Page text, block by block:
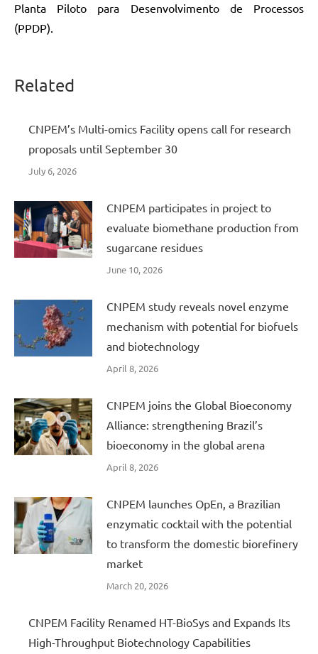
Planta Piloto para Desenvolvimento de Processos
(PPDP).
Related
CNPEM’s Multi-omics Facility opens call for research
proposals until September 30
July 6, 2026
CNPEM participates in project to
evaluate biomethane production from
sugarcane residues
June 10, 2026
CNPEM study reveals novel enzyme
mechanism with potential for biofuels
and biotechnology
April 8, 2026
CNPEM joins the Global Bioeconomy
Alliance: strengthening Brazil’s
bioeconomy in the global arena
April 8, 2026
CNPEM launches OpEn, a Brazilian
enzymatic cocktail with the potential
to transform the domestic biorefinery
market
March 20, 2026
CNPEM Facility Renamed HT-BioSys and Expands Its
High-Throughput Biotechnology Capabilities